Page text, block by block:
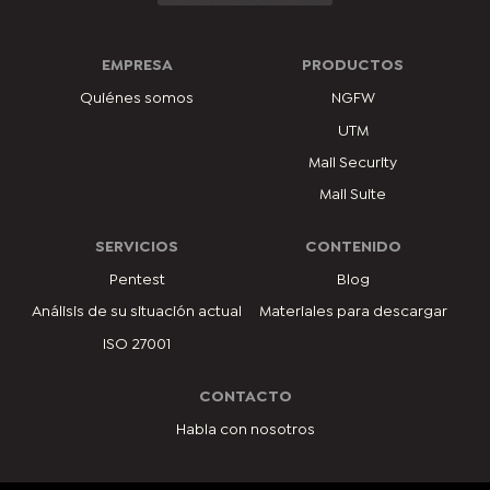
EMPRESA
Quiénes somos
PRODUCTOS
NGFW
UTM
Mail Security
Mail Suite
SERVICIOS
Pentest
Análisis de su situación actual
ISO 27001
CONTENIDO
Blog
Materiales para descargar
CONTACTO
Habla con nosotros